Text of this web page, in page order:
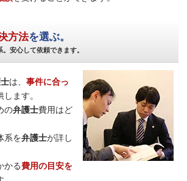
方法を選ぶ。
。安心して依頼できます。
は、事件に合っ
します。
の弁護士費用はど
系を弁護士が詳し
かる費用の目安を